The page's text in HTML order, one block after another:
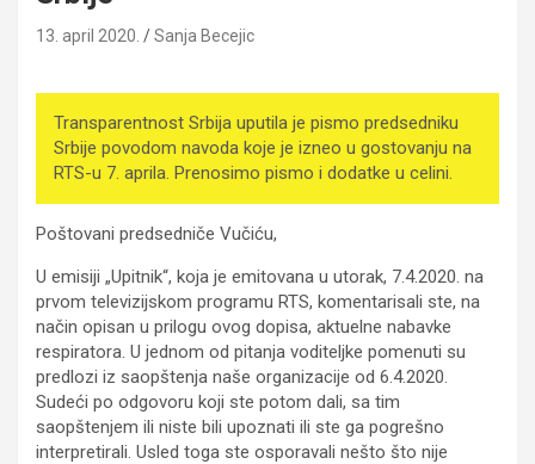
13. april 2020. Sanja Becejic
Transparentnost Srbija uputila je pismo predsedniku
Srbije povodom navoda koje je izneo u gostovanju na
RTS-u 7. aprila. Prenosimo pismo i dodatke u celini.
Poštovani predsedniče Vučiću,
U emisiji „Upitnik“, koja je emitovana u utorak, 7.4.2020. na
prvom televizijskom programu RTS, komentarisali ste, na
način opisan u prilogu ovog dopisa, aktuelne nabavke
respiratora. U jednom od pitanja voditeljke pomenuti su
predlozi iz saopštenja naše organizacije od 6.4.2020.
Sudeći po odgovoru koji ste potom dali, sa tim
saopštenjem ili niste bili upoznati ili ste ga pogrešno
interpretirali. Usled toga ste osporavali nešto što nije